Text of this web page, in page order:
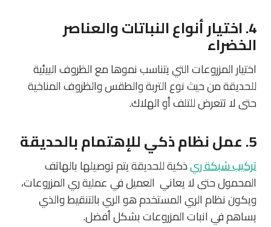
4. اختيار أنواع النباتات والعناصر
الخضراء
اختيار المزروعات التي يتناسب نموها مع الظروف البيئية
للحديقة من حيث نوع التربة والطقس والظروف المناخية
حتى لا تتعرض للتلف أو الهلاك.
5. عمل نظام ذكي للإهتمام بالحديقة
تركيب شبكة ريذكية للحديقة يتم توصيلها بالهاتف
المحمول حتى لا يعاني العميل في عملية ري المزروعات،
ويكون نظام الري المستخدم هو الري بالتنقيط والذي
يساهم في انبات المزروعات بشكل أفضل.